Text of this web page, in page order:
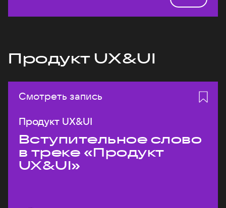
Продукт UX&UI
Смотреть запись
Продукт UX&UI
Вступительное слово
в треке «Продукт
UX&UI»